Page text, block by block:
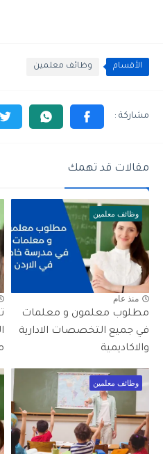
الأقسام وظائف معلمين
مقالات قد تهمك
وظائف معلمين
منذ عام
مطلوب معلمون و معلمات
في جميع التخصصات الادارية
والاكاديمية
وظائف معلمين